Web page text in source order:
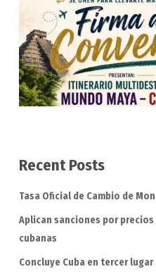
Recent Posts
Tasa Oficial de Cambio de
Aplican sanciones por
cubanas
Concluye Cuba en tercer lugar